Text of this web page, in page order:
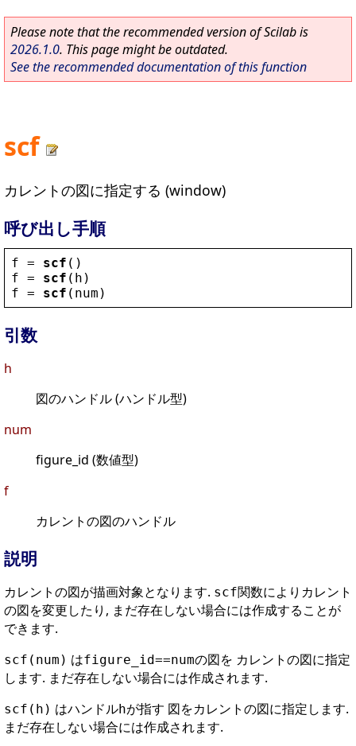
Please note that the recommended version of Scilab is
2026.1.0. This page might be outdated.
See the recommended documentation of this function
scf
カレントの図に指定する (window)
呼び出し手順
f = scf ()
f = scf ( h )
f = scf ( num )
引数
h
図のハンドル (ハンドル型)
num
figure_id (数値型)
f
カレントの図のハンドル
説明
カレントの図が描画対象となります. scf関数によりカレント
の図を変更したり, まだ存在しない場合には作成することが
できます.
scf(num) はfigure_id==numの図を カレントの図に指定
します. まだ存在しない場合には作成されます.
scf(h) はハンドルhが指す 図をカレントの図に指定します.
まだ存在しない場合には作成されます.